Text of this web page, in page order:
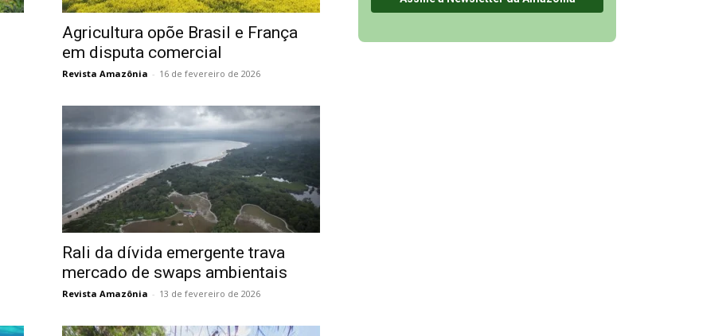
Agricultura opõe Brasil e França
em disputa comercial
Revista Amazônia - 16 de fevereiro de 2026
Rali da dívida emergente trava
mercado de swaps ambientais
Revista Amazônia - 13 de fevereiro de 2026